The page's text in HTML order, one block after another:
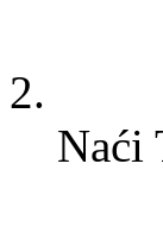
2.
Naći